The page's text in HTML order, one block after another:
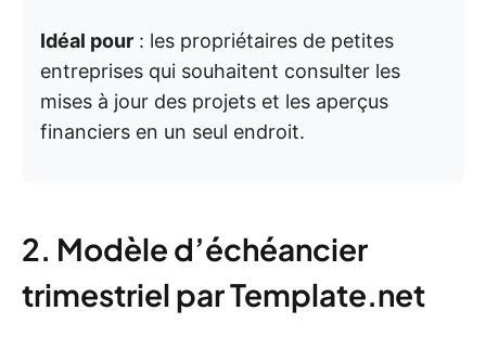
Idéal pour : les propriétaires de petites
entreprises qui souhaitent consulter les
mises à jour des projets et les aperçus
financiers en un seul endroit.
2. Modèle d’échéancier
trimestriel par Template.net